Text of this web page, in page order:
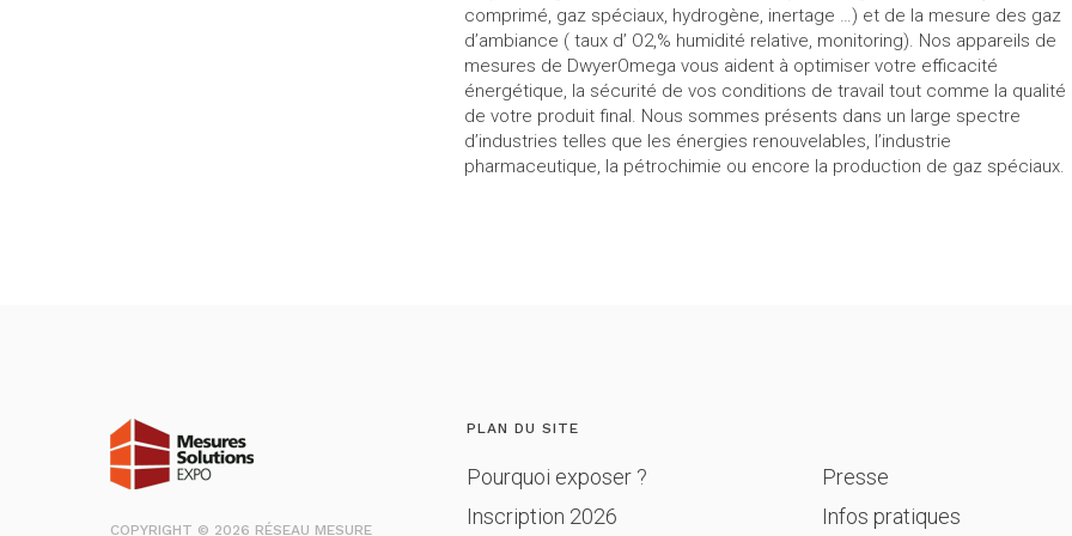
comprimé, gaz spéciaux, hydrogène, inertage …) et de la mesure des gaz
d’ambiance ( taux d’ O2,% humidité relative, monitoring). Nos appareils de
mesures de DwyerOmega vous aident à optimiser votre efficacité
énergétique, la sécurité de vos conditions de travail tout comme la qualité
de votre produit final. Nous sommes présents dans un large spectre
d’industries telles que les énergies renouvelables, l’industrie
pharmaceutique, la pétrochimie ou encore la production de gaz spéciaux.
COPYRIGHT © 2026 RÉSEAU MESURE
PLAN DU SITE
Pourquoi exposer ?
Inscription 2026
Presse
Infos pratiques